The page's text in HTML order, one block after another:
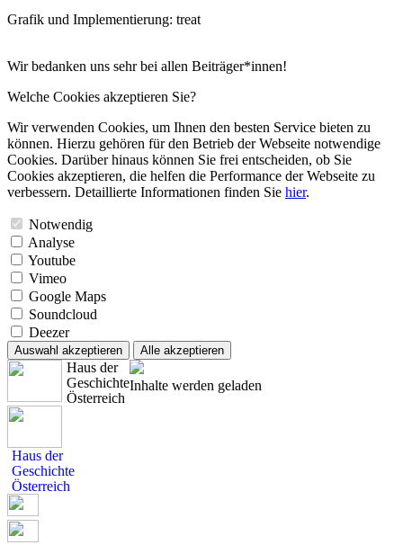
Grafik und Implementierung: treat
Wir bedanken uns sehr bei allen Beiträger*innen!
Welche Cookies akzeptieren Sie?
Wir verwenden Cookies, um Ihnen den besten Service bieten zu
können. Hierzu gehören für den Betrieb der Webseite notwendige
Cookies. Darüber hinaus können Sie frei entscheiden, ob Sie
Cookies akzeptieren, die helfen die Performance der Webseite zu
verbessern. Detaillierte Informationen finden Sie hier.
Notwendig
Analyse
Youtube
Vimeo
Google Maps
Soundcloud
Deezer
Auswahl akzeptieren Alle akzeptieren
Haus der
Geschichte
Österreich
Inhalte werden geladen
Haus der
Geschichte
Österreich